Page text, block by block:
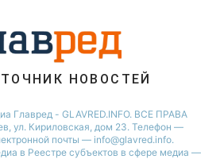
НОВОСТЕЙ
Главред - GLAVRED.INFO. ВСЕ ПРАВА
ул. Кириловская, дом 23. Телефон —
почты — info@glavred.info.
в Реестре cубъектов в сфере медиа —